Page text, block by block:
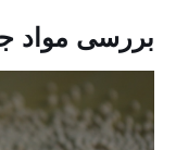
بررسی مواد